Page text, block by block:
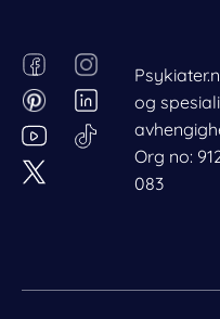
og
Org no:
083
F
a
c
e
b
o
I
n
s
t
P
i
n
t
e
r
L
i
n
k